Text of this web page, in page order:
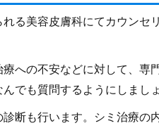
る美容皮膚科にてカウンセ
への不安などに対して、専
でも質問するようにしましょ
断も行います。シミ治療の